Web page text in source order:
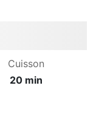
Cuisson
20 min